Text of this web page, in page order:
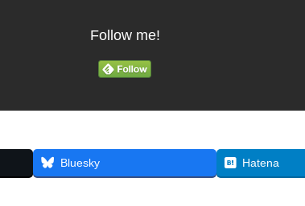
Follow me!
Bluesky Hatena